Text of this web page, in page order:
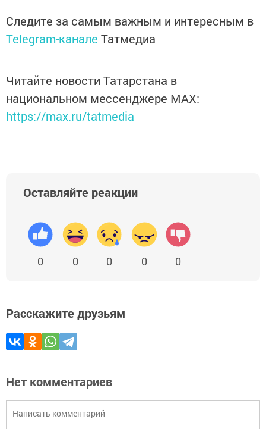
Следите за самым важным и интересным в
Telegram-канале Татмедиа
Читайте новости Татарстана в
национальном мессенджере MАХ:
https://max.ru/tatmedia
Оставляйте реакции
0 0 0 0 0
Расскажите друзьям
Нет комментариев